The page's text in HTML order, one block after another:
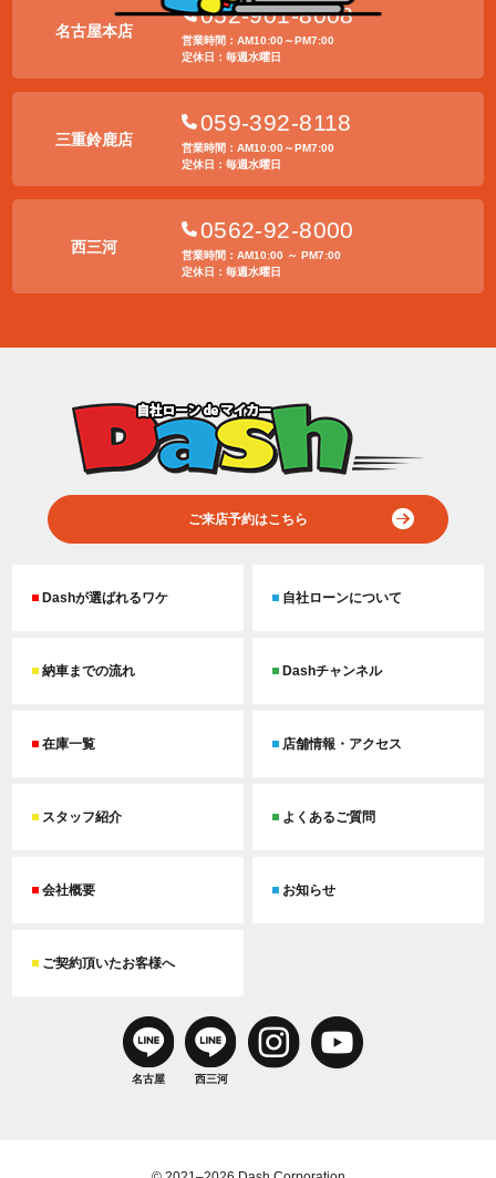
名古屋本店
052-901-8008
営業時間：AM10:00～PM7:00
定休日：毎週水曜日
三重鈴鹿店
059-392-8118
営業時間：AM10:00～PM7:00
定休日：毎週水曜日
西三河
0562-92-8000
営業時間：AM10:00 ～ PM7:00
定休日：毎週水曜日
ご来店予約はこちら
Dashが選ばれるワケ 自社ローンについて
納車までの流れ Dashチャンネル
在庫一覧 店舗情報・アクセス
スタッフ紹介 よくあるご質問
会社概要 お知らせ
ご契約頂いたお客様へ
名古屋 西三河